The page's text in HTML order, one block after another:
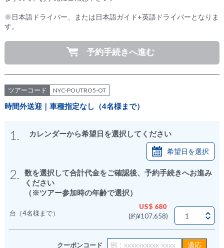
※日本語ドライバー、または日本語ガイド+英語ドライバーとなりま
す。
予約手続きへ進む
ツアーコード NYC-POUTRO5-OT
時間外送迎｜車種指定なし（4名様まで）
1. カレンダーから希望日を選択してください
希望日を選択
2.
数を選択して合計代金をご確認後、予約手続きへお進み
ください
（※ツアー参加時の年齢で選択）
台（4名様まで）
US$ 680
(約¥107,658)
クーポンコード